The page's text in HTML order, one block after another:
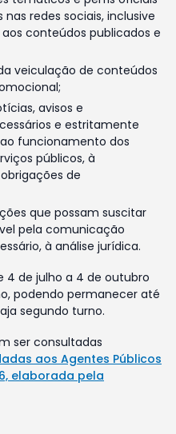
redes sociais, inclusive
conteúdos publicados e
veiculação de conteúdos
avisos e
e estritamente
funcionamento dos
públicos, à
de
que possam suscitar
pela comunicação
à análise jurídica.
4 de julho a 4 de outubro
podendo permanecer até
segundo turno.
ser consultadas
aos Agentes Públicos
elaborada pela